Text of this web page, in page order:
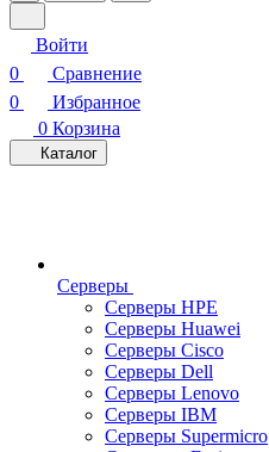
Войти
0
Сравнение
0
Избранное
0 Корзина
Каталог
Серверы
Серверы HPE
Серверы Huawei
Серверы Cisco
Серверы Dell
Серверы Lenovo
Серверы IBM
Серверы Supermicro